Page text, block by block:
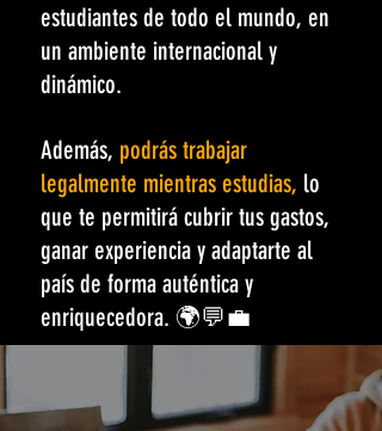
estudiantes de todo el mundo, en
un ambiente internacional y
dinámico.
Además, podrás trabajar
legalmente mientras estudias, lo
que te permitirá cubrir tus gastos,
ganar experiencia y adaptarte al
país de forma auténtica y
enriquecedora. 🌍💬💼